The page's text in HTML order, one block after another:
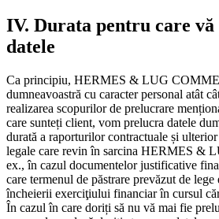
IV. Durata pentru care
datele
Ca principiu, HERMES & LUG
dumneavoastră cu caracter personal atât
realizarea scopurilor de prelucrare
care sunteți client, vom prelucra datele
durată a raporturilor contractuale și
legale care revin în sarcina HERMES &
ex., în cazul documentelor justificative
care termenul de păstrare prevăzut de lege
încheierii exerciţiului financiar în cursul
În cazul în care doriți să nu vă mai fie